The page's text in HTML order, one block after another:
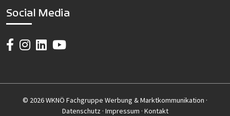
Social Media
© 2026 WKNÖ Fachgruppe Werbung & Marktkommunikation ·
Datenschutz· Impressum · Kontakt